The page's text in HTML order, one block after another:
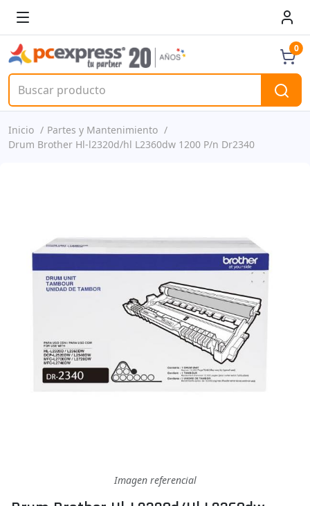
0
Inicio
Partes y Mantenimiento
Drum Brother Hl-l2320d/hl L2360dw 1200 P/n Dr2340
Imagen referencial